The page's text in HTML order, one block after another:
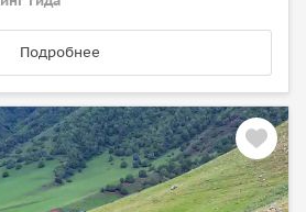
Подробнее